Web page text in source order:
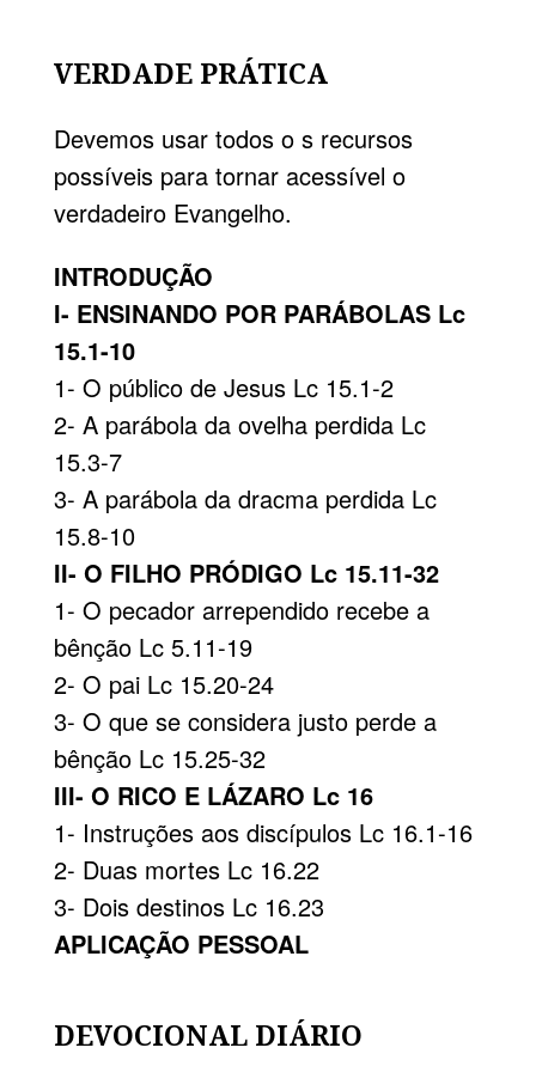
VERDADE PRÁTICA
Devemos usar todos o s recursos
possíveis para tornar acessível o
verdadeiro Evangelho.
INTRODUÇÃO
I- ENSINANDO POR PARÁBOLAS Lc
15.1-10
1- O público de Jesus Lc 15.1-2
2- A parábola da ovelha perdida Lc
15.3-7
3- A parábola da dracma perdida Lc
15.8-10
II- O FILHO PRÓDIGO Lc 15.11-32
1- O pecador arrependido recebe a
bênção Lc 5.11-19
2- O pai Lc 15.20-24
3- O que se considera justo perde a
bênção Lc 15.25-32
III- O RICO E LÁZARO Lc 16
1- Instruções aos discípulos Lc 16.1-16
2- Duas mortes Lc 16.22
3- Dois destinos Lc 16.23
APLICAÇÃO PESSOAL
DEVOCIONAL DIÁRIO